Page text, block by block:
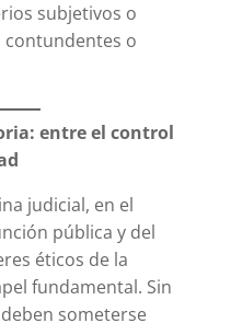
subjetivos o
o
entre el control
judicial, en el
pública y del
éticos de la
fundamental. Sin
someterse